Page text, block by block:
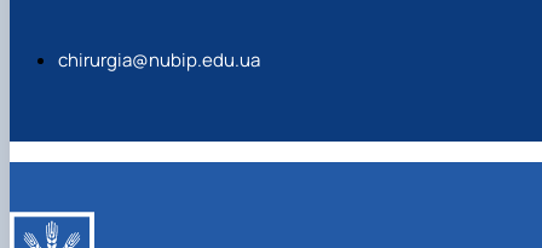
chirurgia@nubip.edu.ua